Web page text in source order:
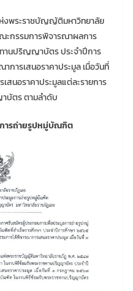
ห่งพระราชบัญญัติมหาวิทยาลัย
ะกรรมการพิจารณาผลการ
ทานปริญญาบัตร ประจำปีการ
การเสนอราคาประมูล เมื่อวันที่
สนอราคาประมูลแต่ละรายการ
บัตร ตามลำดับ
การถ่ายรูปหมู่บัณฑิต